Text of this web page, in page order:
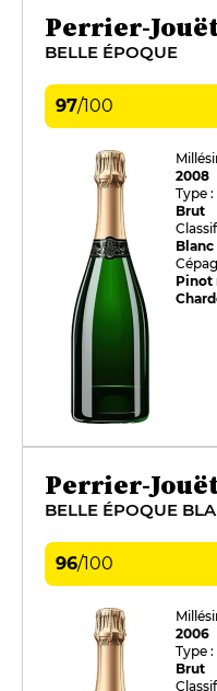
Perrier-
BELLE ÉPOQUE
97/100
2008
Type :
Brut
Blanc
Pinot
Perrier-
BELLE ÉPOQUE
96/100
2006
Type :
Brut